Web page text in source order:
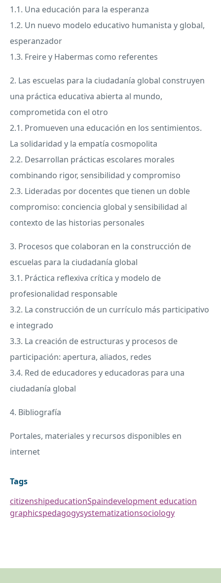
1.1. Una educación para la esperanza
1.2. Un nuevo modelo educativo humanista y global,
esperanzador
1.3. Freire y Habermas como referentes
2. Las escuelas para la ciudadanía global construyen
una práctica educativa abierta al mundo,
comprometida con el otro
2.1. Promueven una educación en los sentimientos.
La solidaridad y la empatía cosmopolita
2.2. Desarrollan prácticas escolares morales
combinando rigor, sensibilidad y compromiso
2.3. Lideradas por docentes que tienen un doble
compromiso: conciencia global y sensibilidad al
contexto de las historias personales
3. Procesos que colaboran en la construcción de
escuelas para la ciudadanía global
3.1. Práctica reflexiva crítica y modelo de
profesionalidad responsable
3.2. La construcción de un currículo más participativo
e integrado
3.3. La creación de estructuras y procesos de
participación: apertura, aliados, redes
3.4. Red de educadores y educadoras para una
ciudadanía global
4. Bibliografía
Portales, materiales y recursos disponibles en
internet
Tags
citizenshipeducationSpaindevelopment education
graphicspedagogysystematizationsociology